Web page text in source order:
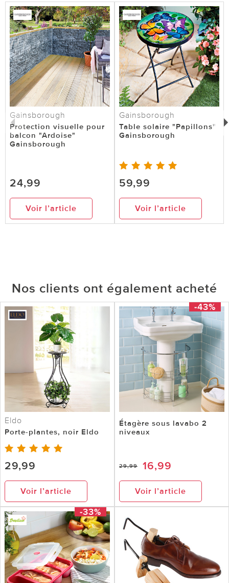
Gainsborough
Protection visuelle pour
balcon "Ardoise"
Gainsborough
24,99
Voir l’article
Gainsborough
Table solaire "Papillons"
Gainsborough
59,99
Voir l’article
Nos clients ont également acheté
Eldo
Porte-plantes, noir Eldo
29,99
Voir l’article
-43%
Étagère sous lavabo 2
niveaux
29,99 16,99
Voir l’article
-33%